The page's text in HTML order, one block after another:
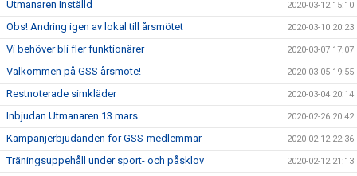
Utmanaren Inställd 2020-03-12 15:10
Obs! Ändring igen av lokal till årsmötet 2020-03-10 20:23
Vi behöver bli fler funktionärer 2020-03-07 17:07
Välkommen på GSS årsmöte! 2020-03-05 19:55
Restnoterade simkläder 2020-03-04 20:14
Inbjudan Utmanaren 13 mars 2020-02-26 20:42
Kampanjerbjudanden för GSS-medlemmar 2020-02-12 22:36
Träningsuppehåll under sport- och påsklov 2020-02-12 21:13